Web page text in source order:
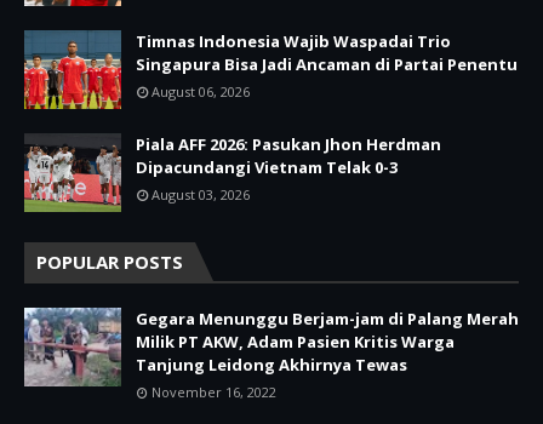
Timnas Indonesia Wajib Waspadai Trio
Singapura Bisa Jadi Ancaman di Partai Penentu
August 06, 2026
Piala AFF 2026: Pasukan Jhon Herdman
Dipacundangi Vietnam Telak 0-3
August 03, 2026
POPULAR POSTS
Gegara Menunggu Berjam-jam di Palang Merah
Milik PT AKW, Adam Pasien Kritis Warga
Tanjung Leidong Akhirnya Tewas
November 16, 2022